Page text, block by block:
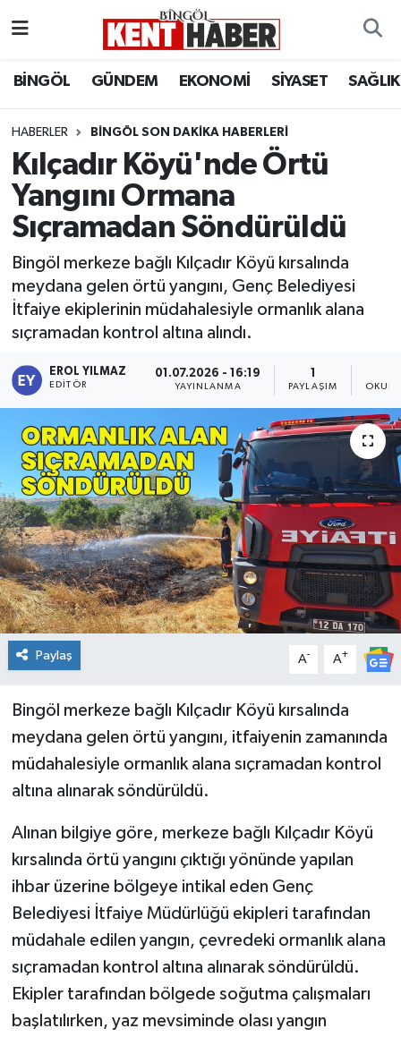
BİNGÖL GÜNDEM EKONOMİ SİYASET SAĞLIK
HABERLER BINGÖL SON DAKIKA HABERLERI
Kılçadır Köyü'nde Örtü
Yangını Ormana
Sıçramadan Söndürüldü
Bingöl merkeze bağlı Kılçadır Köyü kırsalında
meydana gelen örtü yangını, Genç Belediyesi
İtfaiye ekiplerinin müdahalesiyle ormanlık alana
sıçramadan kontrol altına alındı.
EROL YILMAZ
EDITÖR
01.07.2026 - 16:19
YAYINLANMA PAYLAŞIM
Paylaş A- A+
Bingöl merkeze bağlı Kılçadır Köyü kırsalında
meydana gelen örtü yangını, itfaiyenin zamanında
müdahalesiyle ormanlık alana sıçramadan kontrol
altına alınarak söndürüldü.
Alınan bilgiye göre, merkeze bağlı Kılçadır Köyü
kırsalında örtü yangını çıktığı yönünde yapılan
ihbar üzerine bölgeye intikal eden Genç
Belediyesi İtfaiye Müdürlüğü ekipleri tarafından
müdahale edilen yangın, çevredeki ormanlık alana
sıçramadan kontrol altına alınarak söndürüldü.
Ekipler tarafından bölgede soğutma çalışmaları
başlatılırken, yaz mevsiminde olası yangın
BİLİM-TEKNOLOJİ
DÜNYA
EĞİTİM
GENÇ
GÜNDEM
KARLIOVA
KİĞI
MERKEZ
RESMİ İLANLAR
SAĞLIK
SİYASET
SOLHAN
SPOR
YEDİSU
Bingöl Hava Durumu
Bingöl Namaz Vakitleri
Bingöl Trafik Yoğunluk Haritası
Tüm Manşetler
Son Dakika Haberleri
Haber Arşivi